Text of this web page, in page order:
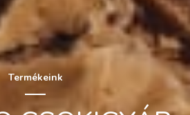
Termékeink